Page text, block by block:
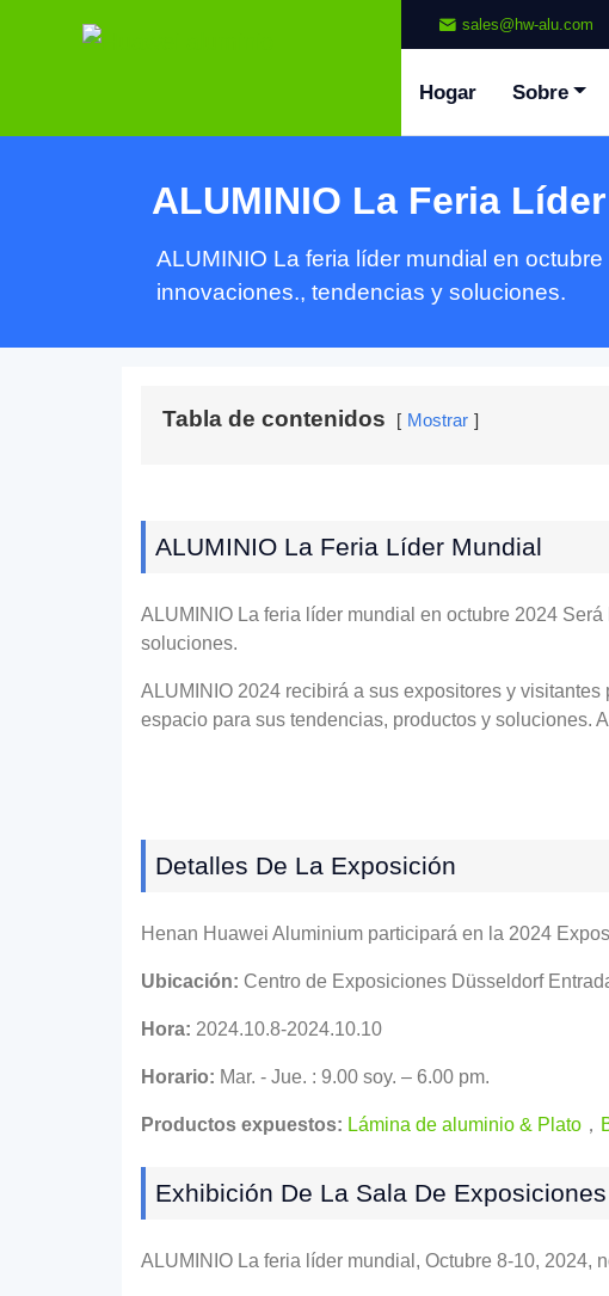
sales@hw-alu.com
Hogar Sobre
ALUMINIO La Feria
ALUMINIO La feria líder mundial en
innovaciones., tendencias y soluciones.
Tabla de contenidos Mostrar
ALUMINIO La Feria Líder Mundial
ALUMINIO La feria líder mundial en octubre 2024
soluciones.
ALUMINIO 2024 recibirá a sus expositores y
espacio para sus tendencias, productos y soluciones.
Detalles De La Exposición
Henan Huawei Aluminium participará en la 2024
Ubicación: Centro de Exposiciones Düsseldorf
Hora: 2024.10.8-2024.10.10
Horario: Mar. - Jue. : 9.00 soy. – 6.00 pm.
Productos expuestos: Lámina de aluminio & Plato ，
Exhibición De La Sala De Exposiciones
ALUMINIO La feria líder mundial, Octubre 8-10, 2024,